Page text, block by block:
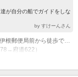
が自分の船でガイドをしな
by すけーんさん
府道622）